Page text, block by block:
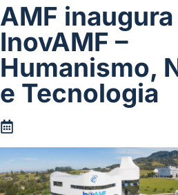
AMF inaugura
InovAMF –
Humanismo,
e Tecnologia